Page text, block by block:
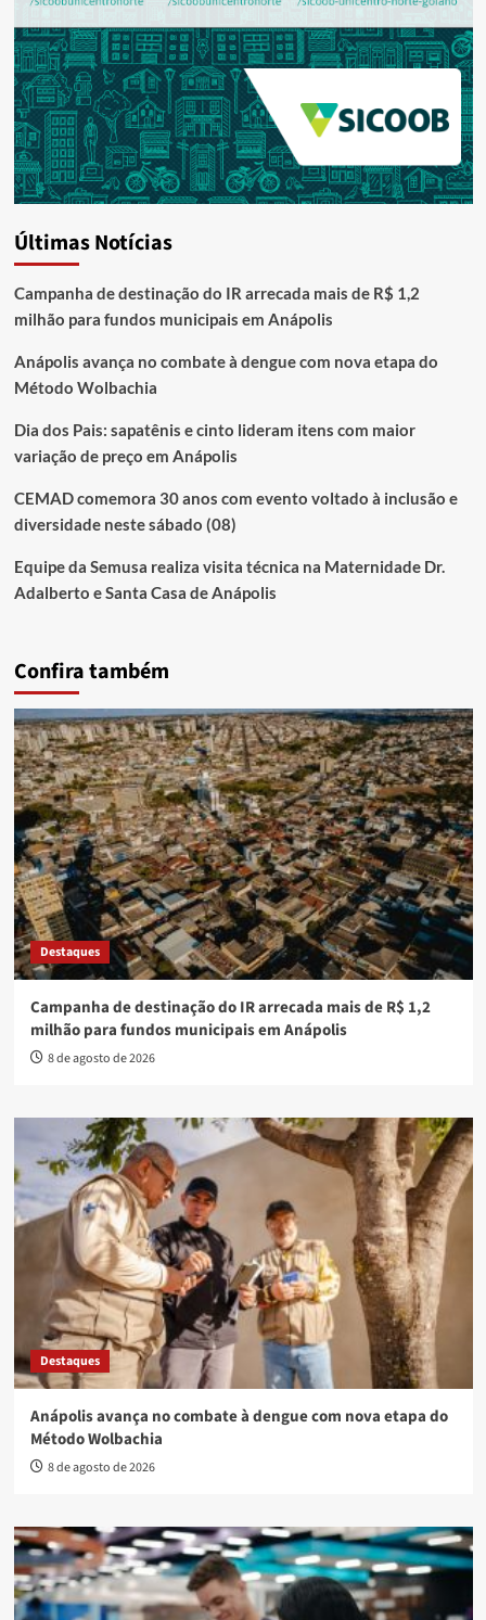
Últimas Notícias
Campanha de destinação do IR arrecada mais de R$ 1,2
milhão para fundos municipais em Anápolis
Anápolis avança no combate à dengue com nova etapa do
Método Wolbachia
Dia dos Pais: sapatênis e cinto lideram itens com maior
variação de preço em Anápolis
CEMAD comemora 30 anos com evento voltado à inclusão e
diversidade neste sábado (08)
Equipe da Semusa realiza visita técnica na Maternidade Dr.
Adalberto e Santa Casa de Anápolis
Confira também
Destaques
Campanha de destinação do IR arrecada mais de R$ 1,2
milhão para fundos municipais em Anápolis
8 de agosto de 2026
Destaques
Anápolis avança no combate à dengue com nova etapa do
Método Wolbachia
8 de agosto de 2026